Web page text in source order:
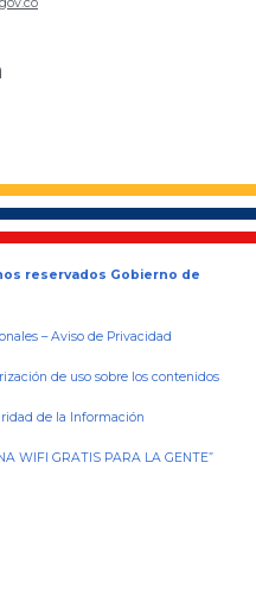
reservados Gobierno de
–Aviso de Privacidad
de uso sobre los contenidos
de la Información
WIFI GRATIS PARA LA GENTE”